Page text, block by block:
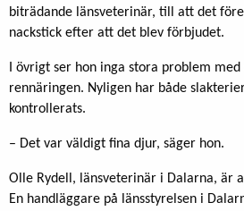
biträdande länsveterinär, till att det
nackstick efter att det blev förbjudet.
I övrigt ser hon inga stora problem
rennäringen. Nyligen har både
kontrollerats.
– Det var väldigt fina djur, säger hon.
Olle Rydell, länsveterinär i Dalarna, är
En handläggare på länsstyrelsen i